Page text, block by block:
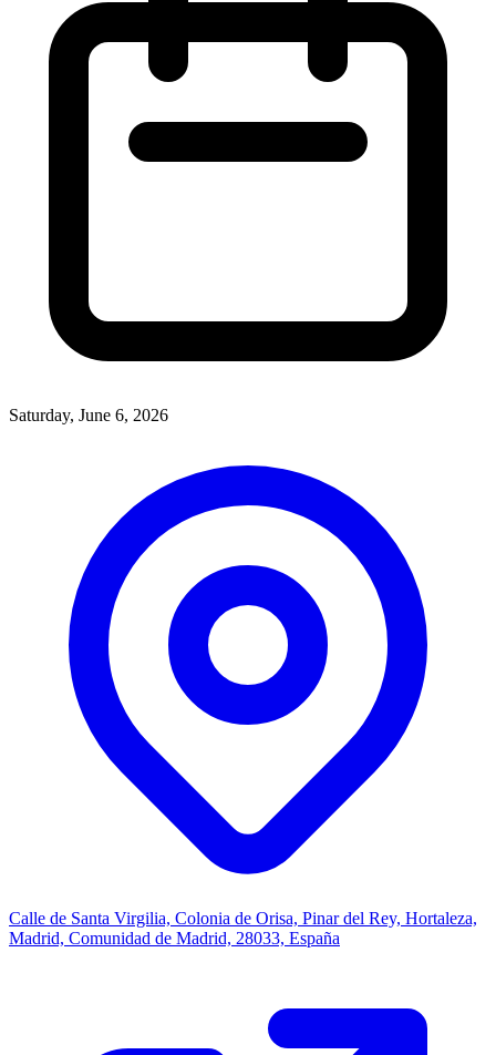
Saturday, June 6, 2026
Calle de Santa Virgilia, Colonia de Orisa, Pinar del Rey, Hortaleza,
Madrid, Comunidad de Madrid, 28033, España